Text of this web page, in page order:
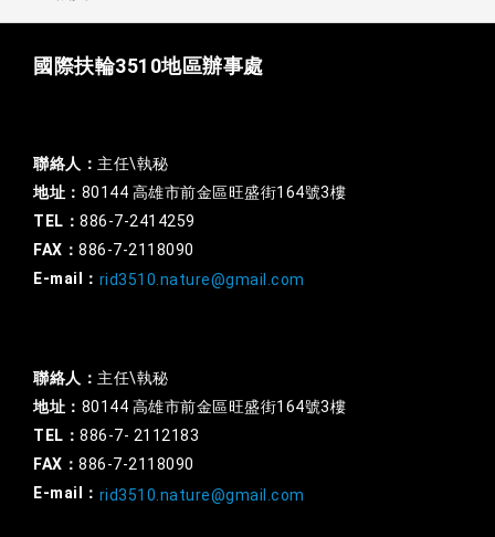
國際扶輪3510地區辦事處
聯絡人： 主任\執秘
地址： 80144 高雄市前金區旺盛街164號3樓
TEL： 886-7-2414259
FAX： 886-7-2118090
E-mail： rid3510.nature@gmail.com
聯絡人： 主任\執秘
地址： 80144 高雄市前金區旺盛街164號3樓
TEL： 886-7- 2112183
FAX： 886-7-2118090
E-mail： rid3510.nature@gmail.com